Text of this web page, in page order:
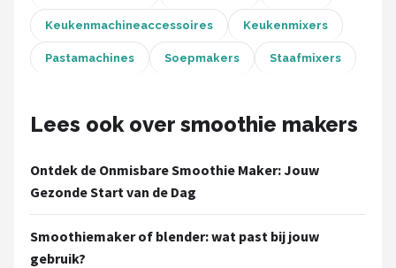
Keukenmachineaccessoires Keukenmixers
Pastamachines Soepmakers Staafmixers
Lees ook over smoothie makers
Ontdek de Onmisbare Smoothie Maker: Jouw
Gezonde Start van de Dag
Smoothiemaker of blender: wat past bij jouw
gebruik?